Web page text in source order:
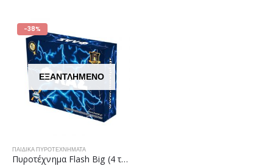
-38%
ΕΞΑΝΤΛΗΜΈΝΟ
ΠΑΙΔΙΚΆ ΠΥΡΟΤΕΧΝΉΜΑΤΑ
Πυροτέχνημα Flash Big (4 τεμάχια)